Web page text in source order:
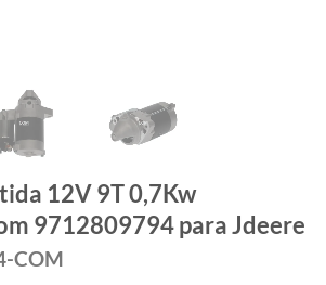
12V 9T 0,7Kw
9712809794 para Jdeere
COM